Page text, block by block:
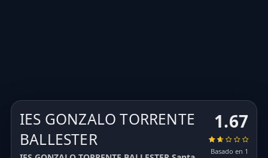
IES GONZALO TORRENTE
BALLESTER
1.67
Basado en 1